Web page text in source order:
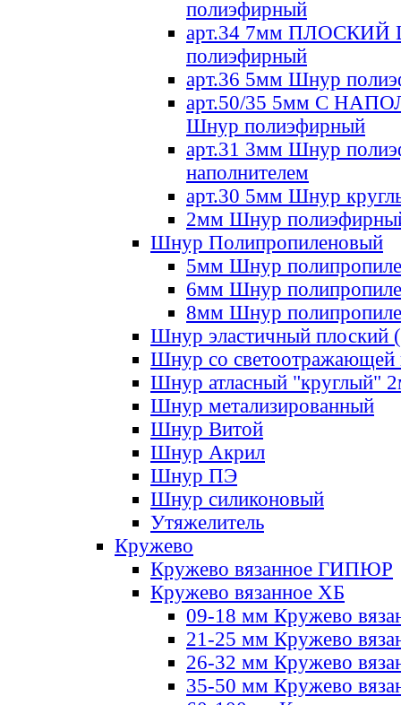
полиэфирный
арт.34 7мм ПЛОСКИЙ
полиэфирный
арт.36 5мм Шнур
арт.50/35 5мм С
Шнур полиэфирный
арт.31 3мм Шнур
наполнителем
арт.30 5мм Шнур
2мм Шнур
Шнур Полипропиленовый
5мм Шнур
6мм Шнур
8мм Шнур
Шнур эластичный плоский
Шнур со светоотражающей
Шнур атласный "круглый"
Шнур метализированный
Шнур Витой
Шнур Акрил
Шнур ПЭ
Шнур силиконовый
Утяжелитель
Кружево
Кружево вязанное ГИПЮР
Кружево вязанное ХБ
09-18 мм Кружево
21-25 мм Кружево
26-32 мм Кружево
35-50 мм Кружево